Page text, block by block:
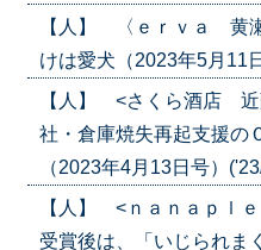
【人】 〈ｅｒｖａ 黄
けは愛犬（2023年5月11
【人】 <さくら酒店
社・倉庫焼失再起支援の
（2023年4月13日号）
【人】 <ｎａｎａｐｌ
受賞後は、「いじられま